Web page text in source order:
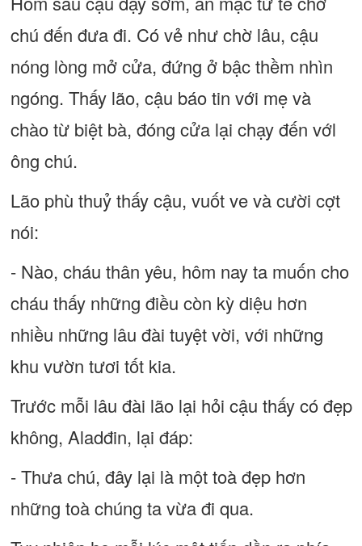
chú đến đưa đi. Có vẻ như chờ lâu, cậu
nóng lòng mở cửa, đứng ở bậc thềm nhìn
ngóng. Thấy lão, cậu báo tin với mẹ và
chào từ biệt bà, đóng cửa lại chạy đến vớl
ông chú.
Lão phù thuỷ thấy cậu, vuốt ve và cười cợt
nói:
- Nào, cháu thân yêu, hôm nay ta muốn cho
cháu thấy những điều còn kỳ diệu hơn
nhiều những lâu đài tuyệt vời, với những
khu vườn tươi tốt kia.
Trước mỗi lâu đài lão lại hỏi cậu thấy có đẹp
không, Aladđin, lại đáp:
- Thưa chú, đây lại là một toà đẹp hơn
những toà chúng ta vừa đi qua.